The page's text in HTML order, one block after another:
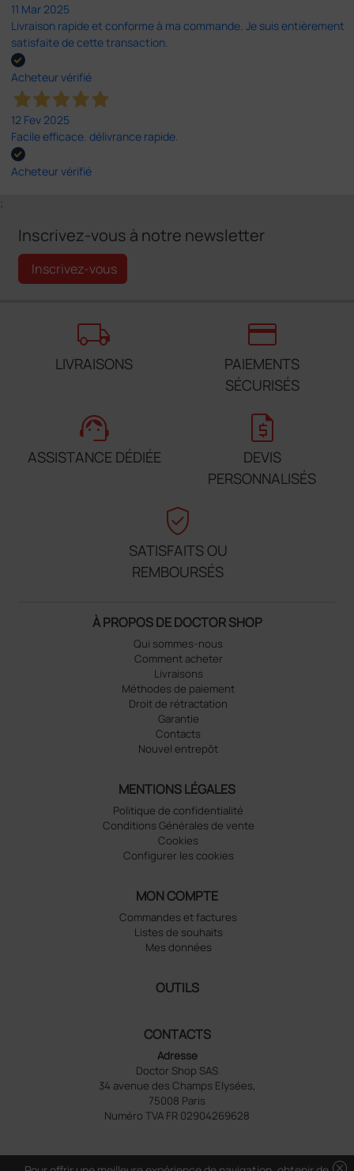
11 Mar 2025
Livraison rapide et conforme à ma commande. Je suis entièrement
satisfaite de cette transaction.
Acheteur vérifié
12 Fev 2025
Facile efficace. délivrance rapide.
Acheteur vérifié
;
Inscrivez-vous à notre newsletter
Inscrivez-vous
local_shipping
LIVRAISONS
credit_card
PAIEMENTS
SÉCURISÉS
support_agent
ASSISTANCE DÉDIÉE
request_quote
DEVIS
PERSONNALISÉS
verified_user
SATISFAITS OU
REMBOURSÉS
À PROPOS DE DOCTOR SHOP
Qui sommes-nous
Comment acheter
Livraisons
Méthodes de paiement
Droit de rétractation
Garantie
Contacts
Nouvel entrepôt
MENTIONS LÉGALES
Politique de confidentialité
Conditions Générales de vente
Cookies
Configurer les cookies
MON COMPTE
Commandes et factures
Listes de souhaits
Mes données
OUTILS
CONTACTS
Adresse
Doctor Shop SAS
34 avenue des Champs Elysées,
75008 Paris
Numéro TVA FR 02904269628